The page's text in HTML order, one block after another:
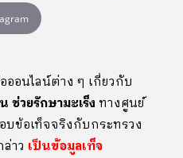
อนไลน์ต่าง ๆ เกี่ยวกับ
วยรักษามะเร็ง ทางศูนย์
ข้อเท็จจริงกับกระทรวง
าว เป็นข้อมูลเท็จ